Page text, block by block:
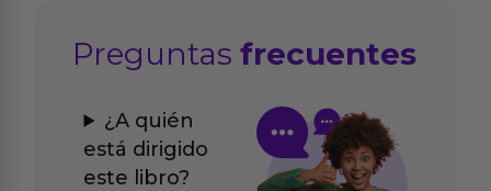
Preguntasfrecuentes
¿A quién
está dirigido
este libro?